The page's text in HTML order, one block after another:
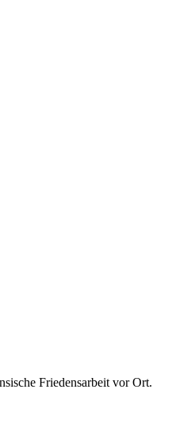
Friedensarbeit vor Ort.